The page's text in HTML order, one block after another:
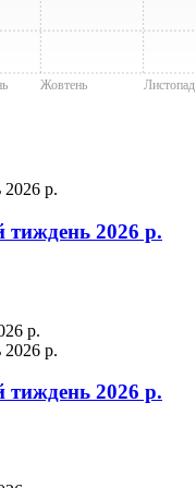
Жовтень Лиcтопад
тиждень 2026 р.
р.
тиждень 2026 р.